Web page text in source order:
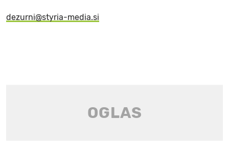
dezurni@styria-media.si